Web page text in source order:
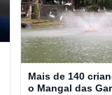
Mais de 140
o Mangal das